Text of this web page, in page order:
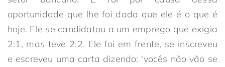
oportunidade que lhe foi dada que ele é o que é
hoje. Ele se candidatou a um emprego que exigia
2:1, mas teve 2:2. Ele foi em frente, se inscreveu
e escreveu uma carta dizendo: 'vocês não vão se